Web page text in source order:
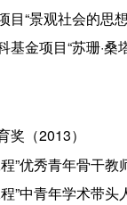
目“景观社会的思
基金项目“苏珊·
奖（2013）
”优秀青年骨干教
”中青年学术带头